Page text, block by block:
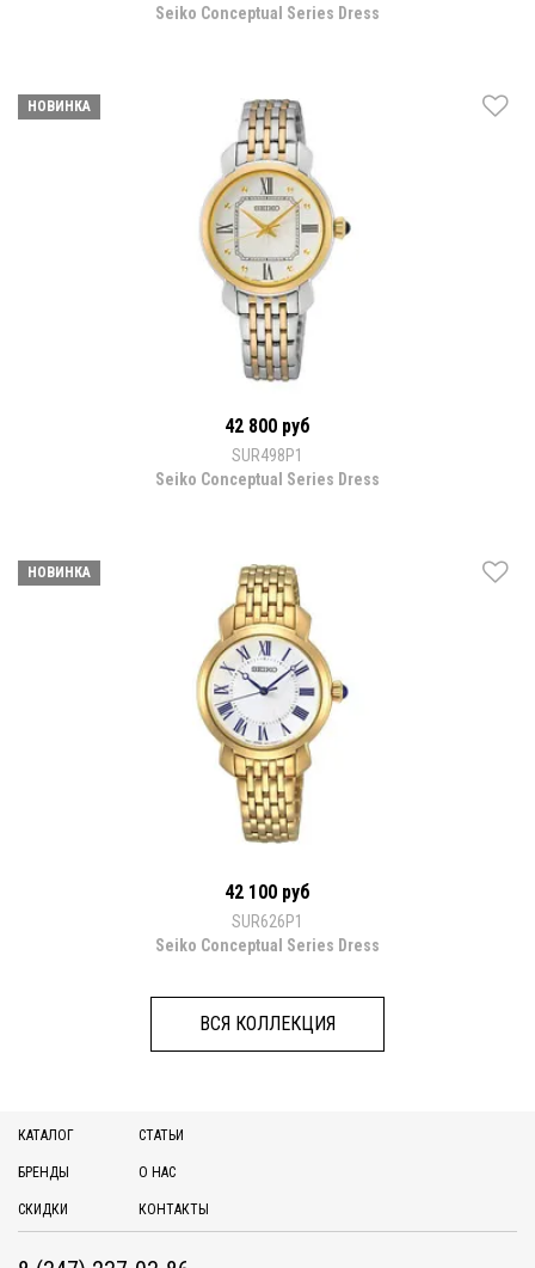
Seiko Conceptual Series Dress
НОВИНКА
42 800 руб
SUR498P1
Seiko Conceptual Series Dress
НОВИНКА
42 100 руб
SUR626P1
Seiko Conceptual Series Dress
ВСЯ КОЛЛЕКЦИЯ
КАТАЛОГ
БРЕНДЫ
СКИДКИ
СТАТЬИ
О НАС
КОНТАКТЫ